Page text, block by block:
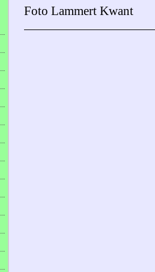
Foto Lammert Kwant